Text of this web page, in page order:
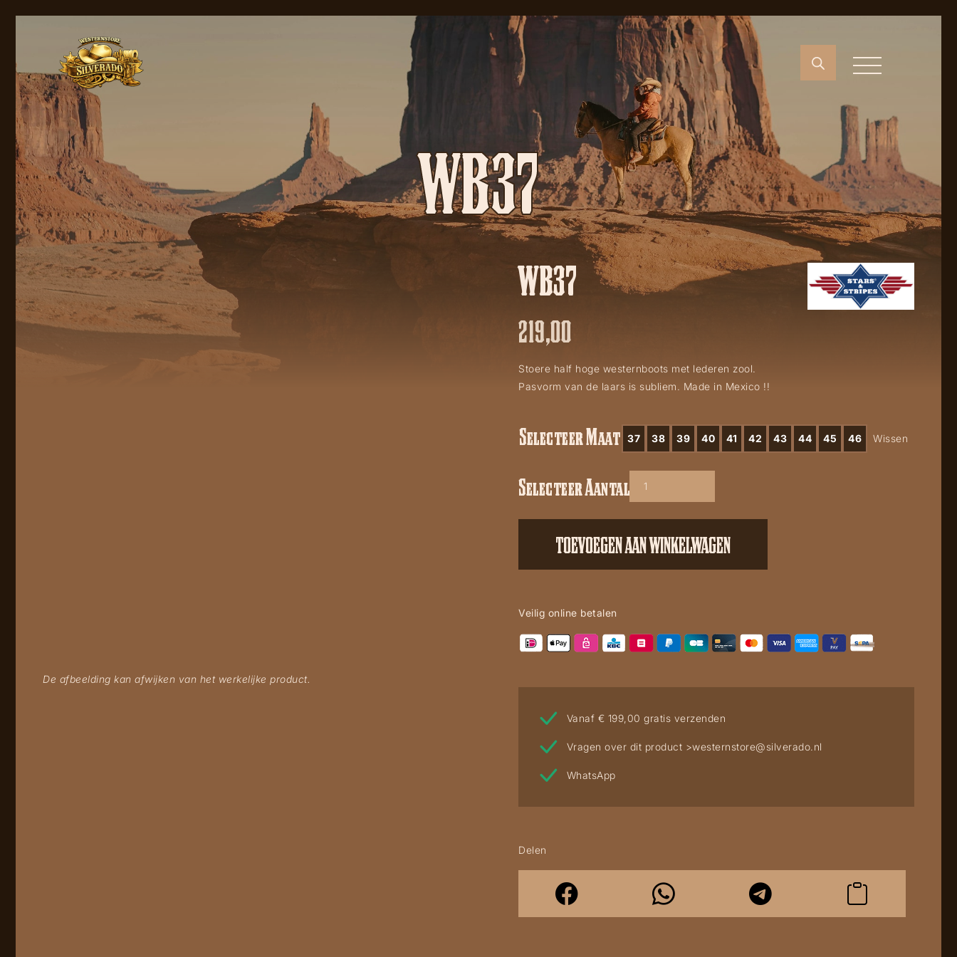
WB37
De afbeelding kan afwijken van het werkelijke product.
WB37
219,00
Stoere half hoge westernboots met lederen zool.
Pasvorm van de laars is subliem. Made in Mexico !!
Selecteer Maat 37 38 39 40 41 42 43 44 45 46 Wissen
WB37
Selecteer Aantal
TOEVOEGEN AAN WINKELWAGEN
Veilig online betalen
Vanaf € 199,00 gratis verzenden
Vragen over dit product >westernstore@silverado.nl
WhatsApp
Delen